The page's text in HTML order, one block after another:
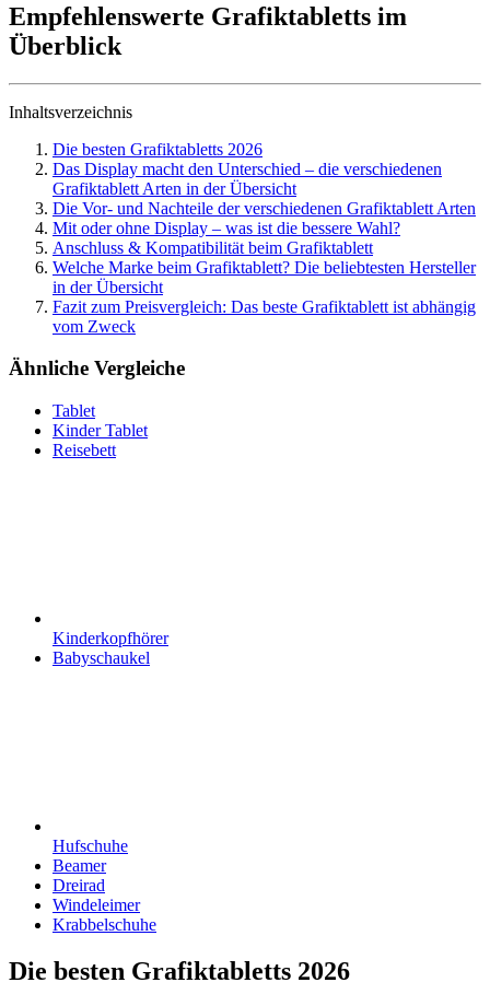
Empfehlenswerte Grafiktabletts im
Überblick
Inhaltsverzeichnis
Die besten Grafiktabletts 2026
Das Display macht den Unterschied – die verschiedenen
Grafiktablett Arten in der Übersicht
Die Vor- und Nachteile der verschiedenen Grafiktablett Arten
Mit oder ohne Display – was ist die bessere Wahl?
Anschluss & Kompatibilität beim Grafiktablett
Welche Marke beim Grafiktablett? Die beliebtesten Hersteller
in der Übersicht
Fazit zum Preisvergleich: Das beste Grafiktablett ist abhängig
vom Zweck
Ähnliche Vergleiche
Tablet
Kinder Tablet
Reisebett
Kinderkopfhörer
Babyschaukel
Hufschuhe
Beamer
Dreirad
Windeleimer
Krabbelschuhe
Die besten Grafiktabletts 2026